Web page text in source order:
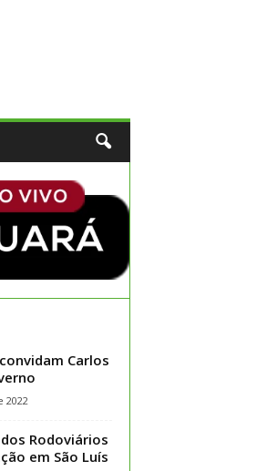
Carlos
2022
Rodoviários
em São Luís